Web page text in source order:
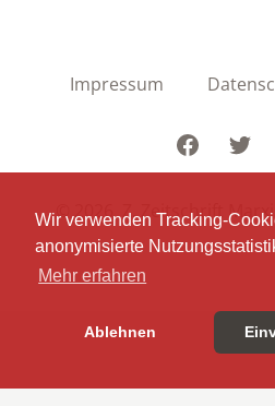
Wir verwenden Tracking-
anonymisierte
Mehr erfahren
Ablehnen
Impressum
Facebook
© 2026 Z. Zeitschrift